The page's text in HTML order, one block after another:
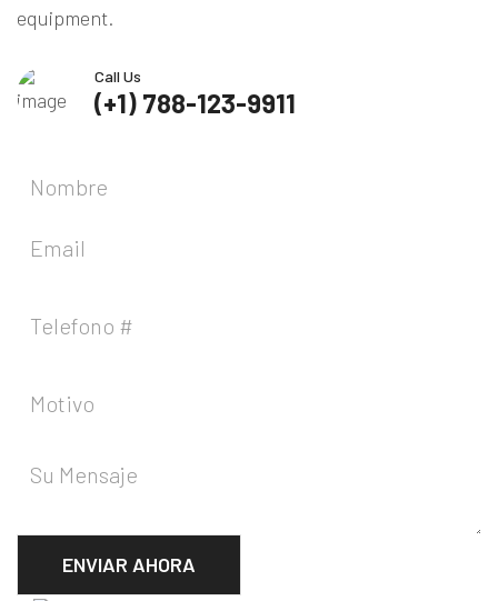
equipment.
Call Us
(+1) 788-123-9911
ENVIAR AHORA